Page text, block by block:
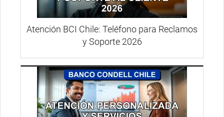
Atención BCI Chile: Teléfono para Reclamos
y Soporte 2026